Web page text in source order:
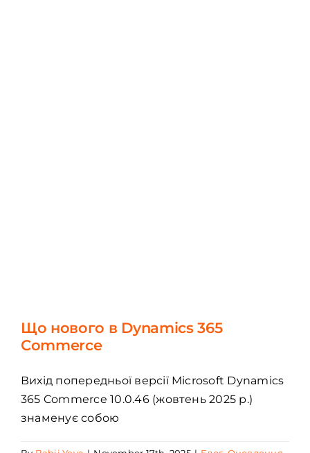
Що нового в Dynamics 365
Commerce
Вихід попередньої версії Microsoft Dynamics
365 Commerce 10.0.46 (жовтень 2025 р.)
знаменує собою